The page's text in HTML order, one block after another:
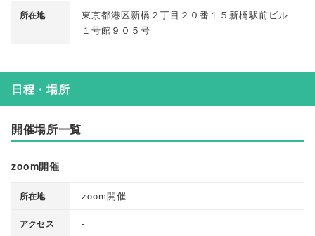
所在地
東京都港区新橋２丁目２０番１５新橋駅前ビル
１号館９０５号
日程・場所
開催場所一覧
zoom開催
所在地 zoom開催
アクセス -